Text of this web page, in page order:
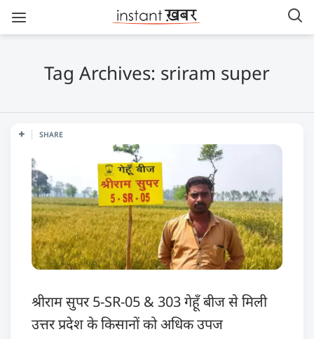
Tag Archives: sriram super
SHARE
श्रीराम सुपर 5-SR-05 & 303 गेहूँ बीज से मिली
उत्तर प्रदेश के किसानों को अधिक उपज